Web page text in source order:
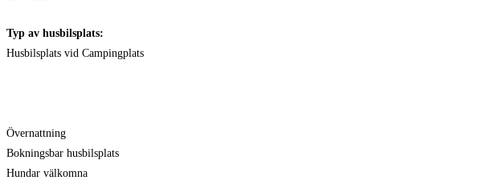
Typ av husbilsplats:
Husbilsplats vid Campingplats
Övernattning
Bokningsbar husbilsplats
Hundar välkomna